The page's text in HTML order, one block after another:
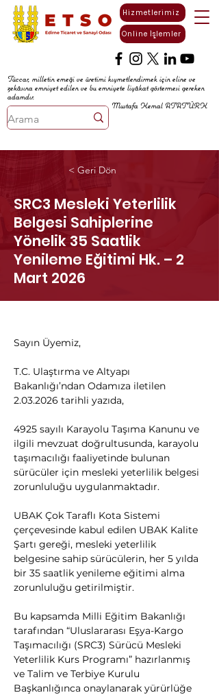
Online İşlemler
Hizmetlerimiz
Tüccar, milletin emeği ve üretimi kıymetlendirmek için eline ve
zekâsına emniyet edilen ve bu emniyete liyâkat göstermesi gereken
adamdır.
Mustafa Kemal ATATÜRK
< Geri Dön
SRC3 Mesleki Yeterlilik
Belgesi Sahiplerine
Yönelik 35 Saatlik
Yenileme Eğitimi Hk. – 2
Mart 2026
Sayın Üyemiz,
T.C. Ulaştırma ve Altyapı
Bakanlığı’ndan Odamıza iletilen
2.03.2026 tarihli yazıda,
4925 sayılı Karayolu Taşıma Kanunu ve
ilgili mevzuat doğrultusunda, karayolu
taşımacılığı faaliyetinde bulunan
sürücüler için mesleki yeterlilik belgesi
zorunluluğu uygulanmaktadır.
UBAK Çok Taraflı Kota Sistemi
çerçevesinde kabul edilen UBAK Kalite
Şartı gereği, mesleki yeterlilik
belgesine sahip sürücülerin, her 5 yılda
bir 35 saatlik yenileme eğitimi alma
zorunluluğu getirilmiştir.
Bu kapsamda Milli Eğitim Bakanlığı
tarafından “Uluslararası Eşya-Kargo
Taşımacılığı (SRC3) Sürücü Mesleki
Yeterlilik Kurs Programı” hazırlanmış
ve Talim ve Terbiye Kurulu
Başkanlığınca onaylanarak yürürlüğe